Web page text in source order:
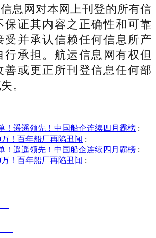
网对本网上刊登的所有信
保证其内容之正确性和可靠
受并承认信赖任何信息所产
行承担。航运信息网有权但
善或更正所刊登信息任何部
。
！遥遥领先！中国船企连续四月霸榜 :
万！百年船厂再陷丑闻 :
！遥遥领先！中国船企连续四月霸榜 :
万！百年船厂再陷丑闻 :